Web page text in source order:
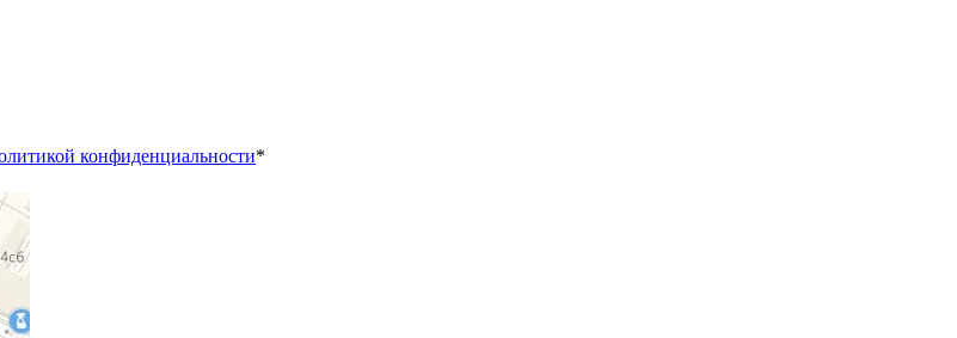
конфиденциальности*